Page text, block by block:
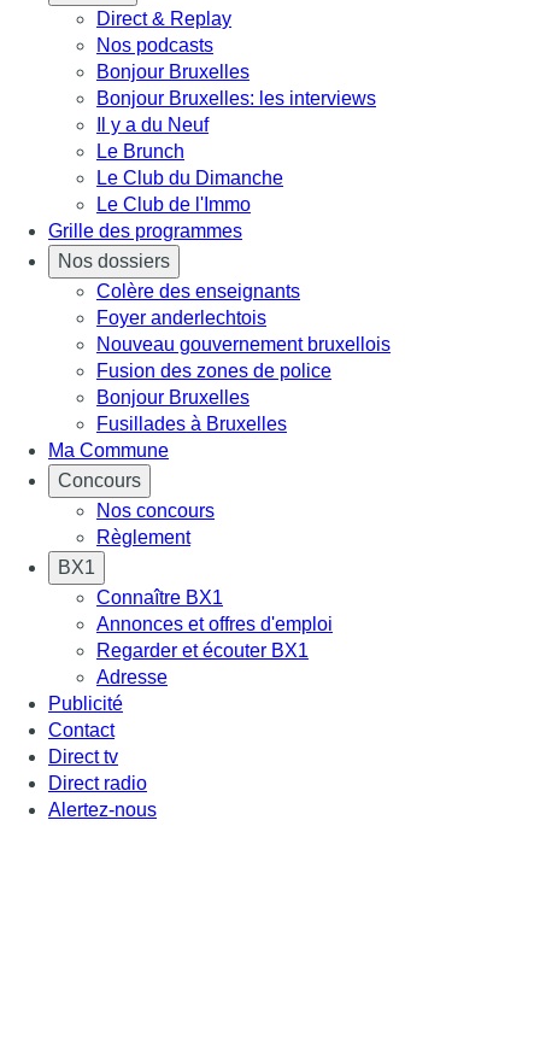
Direct & Replay
Nos podcasts
Bonjour Bruxelles
Bonjour Bruxelles: les interviews
Il y a du Neuf
Le Brunch
Le Club du Dimanche
Le Club de l'Immo
Grille des programmes
Nos dossiers
Colère des enseignants
Foyer anderlechtois
Nouveau gouvernement bruxellois
Fusion des zones de police
Bonjour Bruxelles
Fusillades à Bruxelles
Ma Commune
Concours
Nos concours
Règlement
BX1
Connaître BX1
Annonces et offres d'emploi
Regarder et écouter BX1
Adresse
Publicité
Contact
Direct tv
Direct radio
Alertez-nous